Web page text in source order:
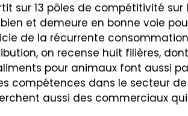
sur 13 pôles de compétitivité
et demeure en bonne voie
de la récurrente
on recense huit filières,
pour animaux font aussi
compétences dans le secteur
aussi des commerciaux